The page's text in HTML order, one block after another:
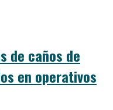
de caños de
en operativos